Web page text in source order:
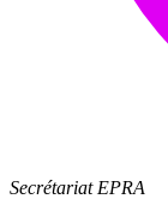
Secrétariat EPRA